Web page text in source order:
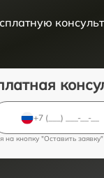
на кнопку "Оставить